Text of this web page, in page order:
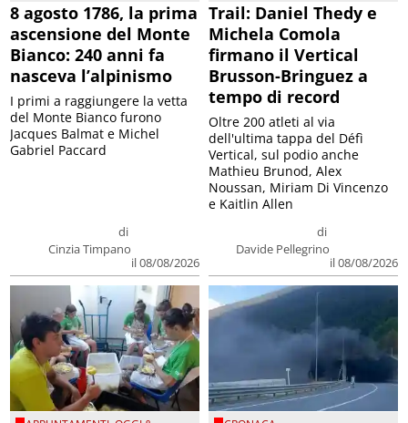
8 agosto 1786, la prima
ascensione del Monte
Bianco: 240 anni fa
nasceva l’alpinismo
di
Cinzia Timpano
il 08/08/2026
I primi a raggiungere la vetta
del Monte Bianco furono
Jacques Balmat e Michel
Gabriel Paccard
Trail: Daniel Thedy e
Michela Comola
firmano il Vertical
Brusson-Bringuez a
tempo di record
di
Davide Pellegrino
il 08/08/2026
Oltre 200 atleti al via
dell'ultima tappa del Défì
Vertical, sul podio anche
Mathieu Brunod, Alex
Noussan, Miriam Di Vincenzo
e Kaitlin Allen